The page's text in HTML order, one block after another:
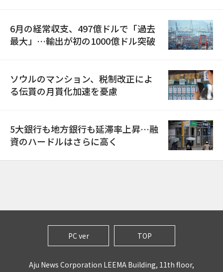
6月の経常収支、497億ドルで「過去
最大」…輸出が初の1000億ドル突破
ソウルのマンション、税制改正によ
る伝貰の月貰化加速を憂慮
5大銀行も地方銀行も延滞率上昇…融
資のハードルはさらに高く
PC ver TOP
Aju News Corporation LEEMA Building, 11th floor,